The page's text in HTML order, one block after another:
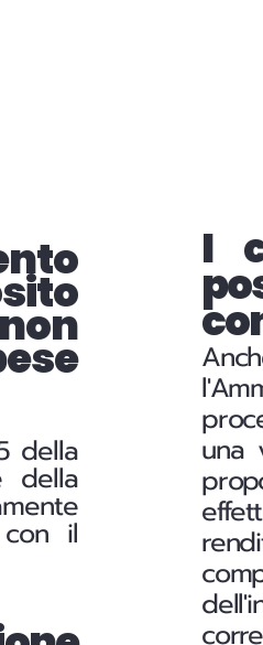
della
della
il
I
una